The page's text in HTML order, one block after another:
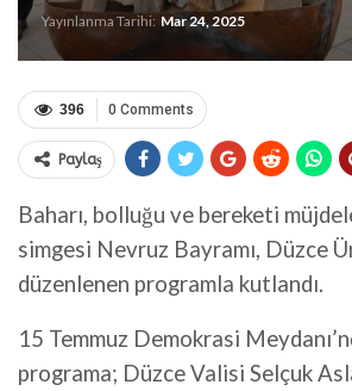
Yayınlanma Tarihi: Mar 24, 2025
0 Comments
396
Paylaş
Baharı, bolluğu ve bereketi
simgesi Nevruz Bayramı, Düzce
düzenlenen programla kutlandı.
15 Temmuz Demokrasi
programa; Düzce Valisi Selçuk